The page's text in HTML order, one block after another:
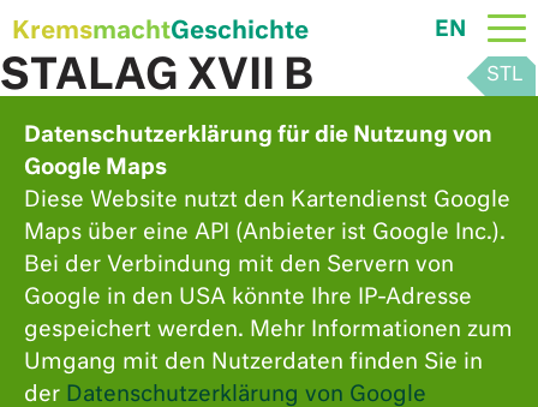
EN
KremsmachtGeschichte
to
Datenschutzerklärung für die Nutzung von
Google Maps
Diese Website nutzt den Kartendienst Google
Maps über eine API (Anbieter ist Google Inc.).
Bei der Verbindung mit den Servern von
Google in den USA könnte Ihre IP-Adresse
gespeichert werden. Mehr Informationen zum
Umgang mit den Nutzerdaten finden Sie in
der Datenschutzerklärung von Google
STALAG XVII B
Krems-Gneixendorf
Wasserhofstraße